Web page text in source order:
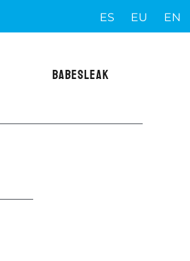
ES EU EN
BABESLEAK